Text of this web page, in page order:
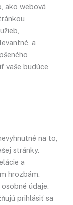
ako webová
a
vaše budúce
na to,
stránky.
a
hrozbám.
údaje.
prihlásiť sa